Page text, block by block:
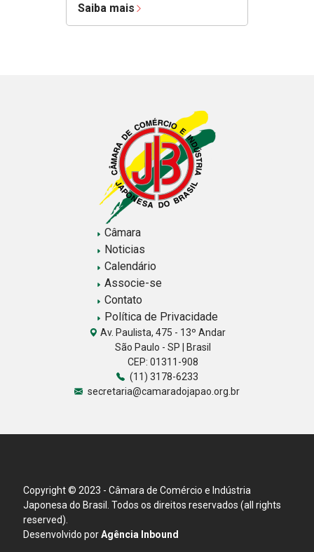
Saiba mais
Câmara
Noticias
Calendário
Associe-se
Contato
Política de Privacidade
Av. Paulista, 475 - 13º Andar
São Paulo - SP | Brasil
CEP: 01311-908
(11) 3178-6233
secretaria@camaradojapao.org.br
Copyright © 2023 - Câmara de Comércio e Indústria
Japonesa do Brasil. Todos os direitos reservados (all rights
reserved).
Desenvolvido porAgência Inbound